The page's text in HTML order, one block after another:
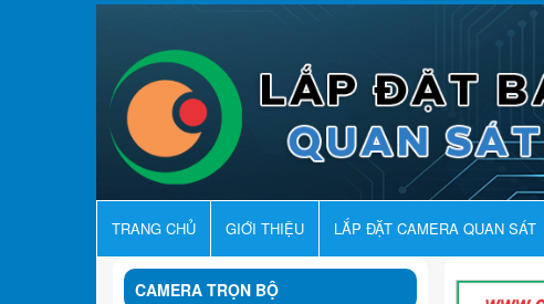
TRANG CHỦ GIỚI THIỆU LẮP ĐẶT CAMERA QUAN SÁT
CAMERA TRỌN BỘ